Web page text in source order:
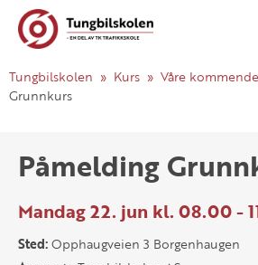
Tungbilskolen Kurs
Våre
Grunnkurs
Påmelding
Mandag 22. jun kl. 08.00 -
Sted:Opphaugveien 3 Borgenhaugen